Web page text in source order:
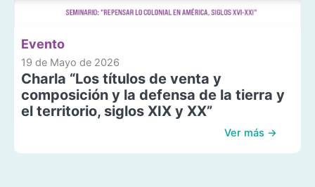
Evento
19 de Mayo de 2026
Charla “Los títulos de venta y
composición y la defensa de la tierra y
el territorio, siglos XIX y XX”
Ver más →